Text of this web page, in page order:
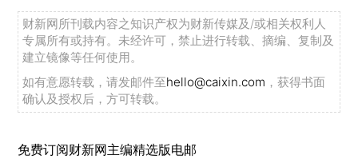
财新网所刊载内容之知识产权为财新传媒及/或相关权利人
专属所有或持有。未经许可，禁止进行转载、摘编、复制及
建立镜像等任何使用。
如有意愿转载，请发邮件至hello@caixin.com ，获得书面
确认及授权后，方可转载。
免费订阅财新网主编精选版电邮